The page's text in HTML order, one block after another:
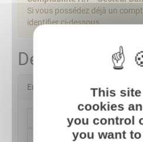
This
cookies
you control
you want